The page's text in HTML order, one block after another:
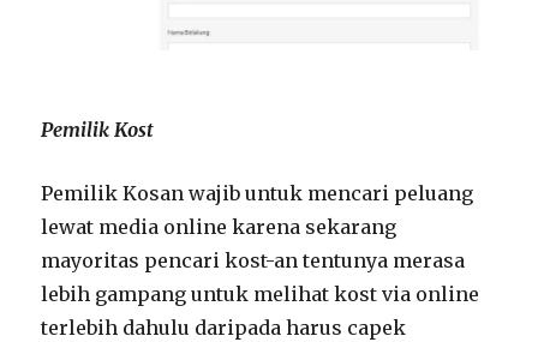
Pemilik Kost
Pemilik Kosan wajib untuk mencari peluang
lewat media online karena sekarang
mayoritas pencari kost-an tentunya merasa
lebih gampang untuk melihat kost via online
terlebih dahulu daripada harus capek